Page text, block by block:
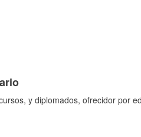
y diplomados, ofrecidor por